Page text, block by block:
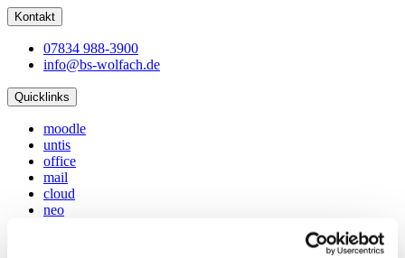
Kontakt
07834 988-3900
info@bs-wolfach.de
Quicklinks
moodle
untis
office
mail
cloud
neo